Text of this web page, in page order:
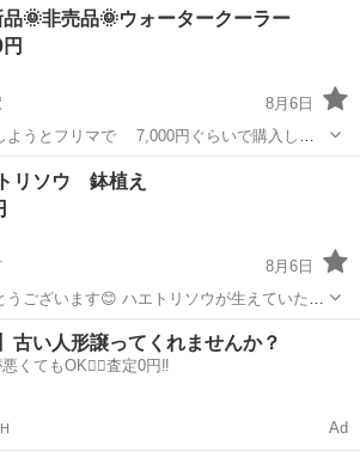
品🌞非売品🌞ウォータークーラー
8月6日
ようとフリマで 7,000円ぐらいで購入した
味を持たれた方よろしく
駅 家庭用品
リソウ 鉢植え
8月6日
エトリソウが生えていた鉢
たので、出品します。 1500円ほどで購入し
ので、ご了承ください。
雑貨
古い人形譲ってくれませんか？
くてもOK🙆‍♀️査定0円‼️
Ad